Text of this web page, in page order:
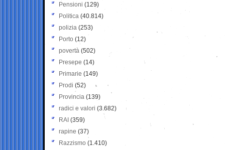
Pensioni (129)
Politica (40.814)
polizia (253)
Porto (12)
povertà (502)
Presepe (14)
Primarie (149)
Prodi (52)
Provincia (139)
radici e valori (3.682)
RAI (359)
rapine (37)
Razzismo (1.410)